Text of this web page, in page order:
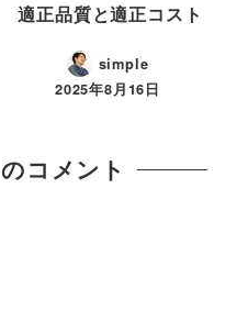
適正品質と適正コスト
simple
2025年8月16日
コメント